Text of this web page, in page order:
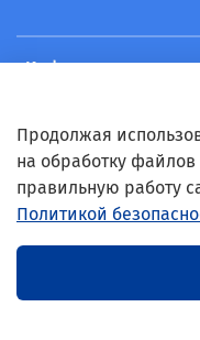
Информация
Условия
Связь с нами
Продолжая
на обработку
правильную работу
Политикой